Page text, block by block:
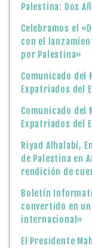
Palestina: Dos
Celebramos el
con el
por Palestina»
Comunicado
Expatriados del
Comunicado
Expatriados del
Riyad Alhalabi,
de Palestina en
rendición de
Boletín
convertido en
internacional»
El Presidente